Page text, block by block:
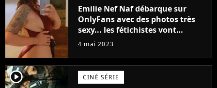
Emilie Nef Naf débarque sur
OnlyFans avec des photos très
sexy... les fétichistes vont
prendre leur pied !
4 mai 2023
player2 CINÉ SÉRIE